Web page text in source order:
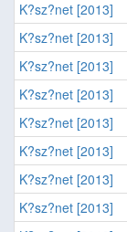
K?sz?net [2013]
K?sz?net [2013]
K?sz?net [2013]
K?sz?net [2013]
K?sz?net [2013]
K?sz?net [2013]
K?sz?net [2013]
K?sz?net [2013]